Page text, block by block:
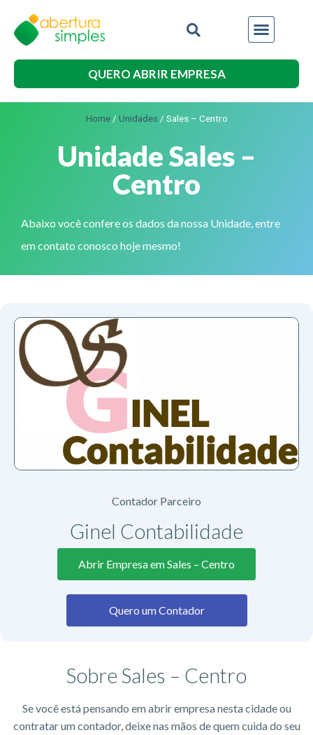
QUERO ABRIR EMPRESA
Home/ Unidades/ Sales – Centro
Unidade Sales –
Centro
Abaixo você confere os dados da nossa Unidade, entre
em contato conosco hoje mesmo!
Contador Parceiro
Ginel Contabilidade
Abrir Empresa em Sales – Centro
Quero um Contador
Sobre Sales – Centro
Se você está pensando em abrir empresa nesta cidade ou
contratar um contador, deixe nas mãos de quem cuida do seu